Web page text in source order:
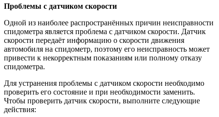
Проблемы с датчиком скорости
Одной из наиболее распространённых причин неисправности
спидометра является проблема с датчиком скорости. Датчик
скорости передаёт информацию о скорости движения
автомобиля на спидометр, поэтому его неисправность может
привести к некорректным показаниям или полному отказу
спидометра.
Для устранения проблемы с датчиком скорости необходимо
проверить его состояние и при необходимости заменить.
Чтобы проверить датчик скорости, выполните следующие
действия: